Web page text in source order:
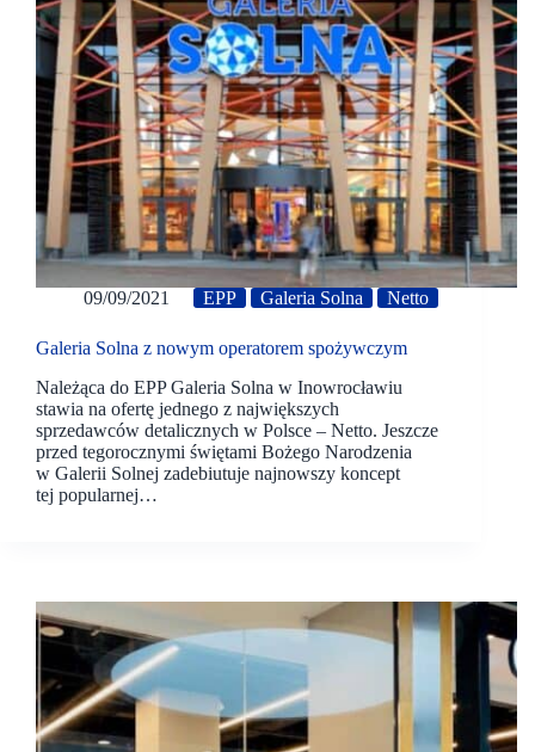
09/09/2021 EPP Galeria Solna Netto
Galeria Solna z nowym operatorem spożywczym
Należąca do EPP Galeria Solna w Inowrocławiu
stawia na ofertę jednego z największych
sprzedawców detalicznych w Polsce – Netto. Jeszcze
przed tegorocznymi świętami Bożego Narodzenia
w Galerii Solnej zadebiutuje najnowszy koncept
tej popularnej…